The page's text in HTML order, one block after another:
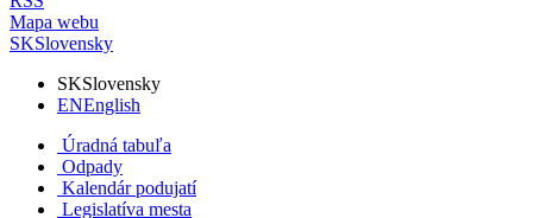
Mapa webu
SKSlovensky
SKSlovensky
ENEnglish
Úradná tabuľa
Odpady
Kalendár podujatí
Legislatíva mesta